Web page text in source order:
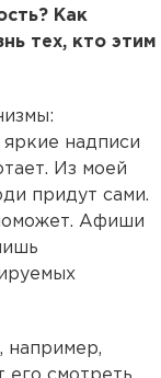
Как
тех, кто этим
яркие надписи
Из моей
придут сами.
Афиши
например,